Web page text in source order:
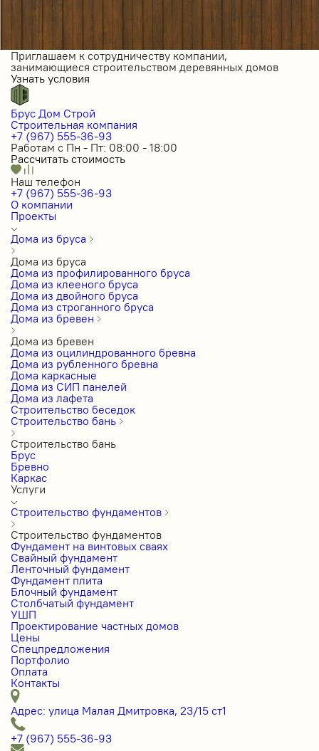
Приглашаем к сотрудничеству компании,
занимающиеся строительством деревянных домов
Узнать условия
Брус Дом Строй
Строительная компания
+7 (967) 555-36-93
Работам с Пн - Пт: 08:00 - 18:00
Рассчитать стоимость
Наш телефон
+7 (967) 555-36-93
О компании
Проекты
Дома из бруса
Дома из бруса
Дома из профилированного бруса
Дома из клееного бруса
Дома из двойного бруса
Дома из строганного бруса
Дома из бревен
Дома из бревен
Дома из оцилиндрованного бревна
Дома из рубленного бревна
Дома каркасные
Дома из СИП панелей
Дома из лафета
Строительство беседок
Строительство бань
Строительство бань
Брус
Бревно
Каркас
Услуги
Строительство фундаментов
Строительство фундаментов
Фундамент на винтовых сваях
Свайный фундамент
Ленточный фундамент
Фундамент плита
Блочный фундамент
Столбчатый фундамент
УШП
Проектирование частных домов
Цены
Спецпредложения
Портфолио
Оплата
Контакты
Адрес: улица Малая Дмитровка, 23/15 ст1
+7 (967) 555-36-93